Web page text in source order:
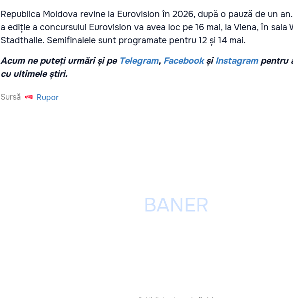
Republica Moldova revine la Eurovision în 2026, după o pauză de un
a ediție a concursului Eurovision va avea loc pe 16 mai, la Viena, în sala
Stadthalle. Semifinalele sunt programate pentru 12 și 14 mai.
Acum ne puteți urmări și pe Telegram, FacebookșiInstagrampentru
cu ultimele știri.
Sursă Rupor